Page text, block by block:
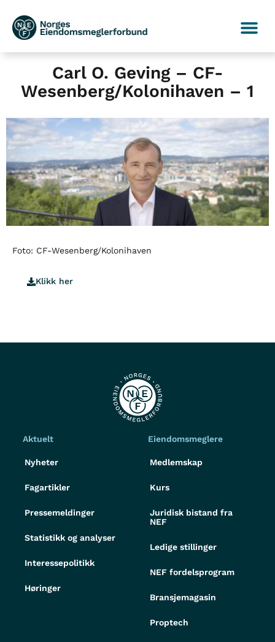
Carl O. Geving – CF-
Wesenberg/Kolonihaven – 1
Foto: CF-Wesenberg/Kolonihaven
Klikk her
Aktuelt
Nyheter
Fagartikler
Pressemeldinger
Statistikk og analyser
Interessepolitikk
Høringer
Eiendomsmeglere
Medlemskap
Kurs
Juridisk bistand fra
NEF
Ledige stillinger
NEF fordelsprogram
Bransjemagasin
Proptech